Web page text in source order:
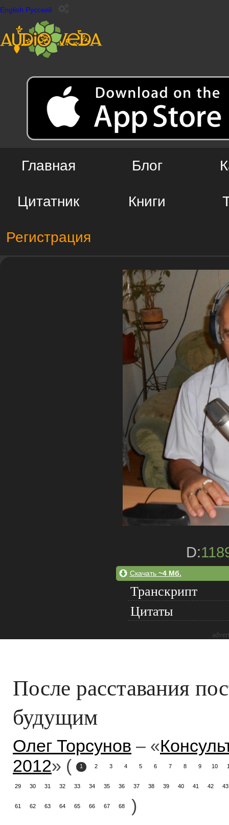
English Русский
Главная Блог
Цитатник Книги
Регистрация
D:
Скачать ~4 Мб.
Транскрипт
Цитаты
После расставания
будущим
Олег Торсунов – «
2012» ( 1 2 3 4 5 6 7 8 9 10
29 30 31 32 33 34 35 36 37 38 39 40 41 42 43
61 62 63 64 65 66 67 68
)